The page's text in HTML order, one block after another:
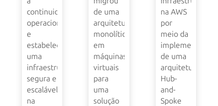
continuidade
operacional
e
estabeleceu
uma
infraestrutura
segura e
escalável
na
de uma
arquitetura
monolítica
em
máquinas
virtuais
para
uma
solução
na AWS
por
meio da
implementação
de uma
arquitetura
Hub-
and-
Spoke